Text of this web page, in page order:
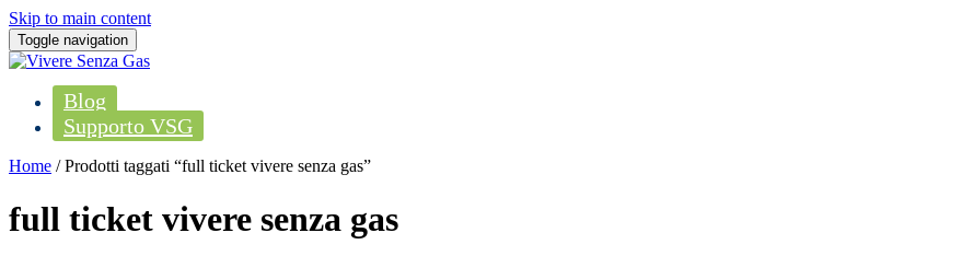
Skip to main content
Toggle navigation
Blog
Supporto VSG
Home / Prodotti taggati “full ticket vivere senza gas”
full ticket vivere senza gas